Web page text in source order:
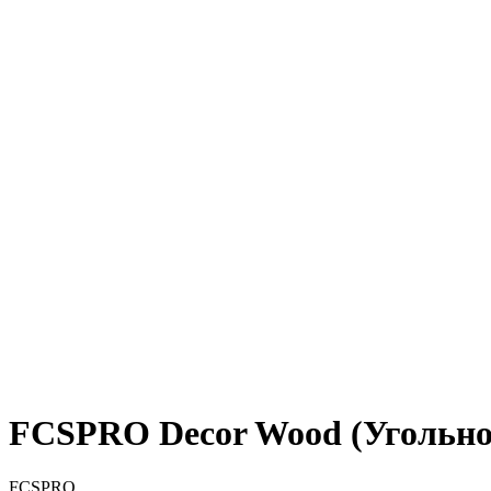
FCSPRO Decor Wood
FCSPRO